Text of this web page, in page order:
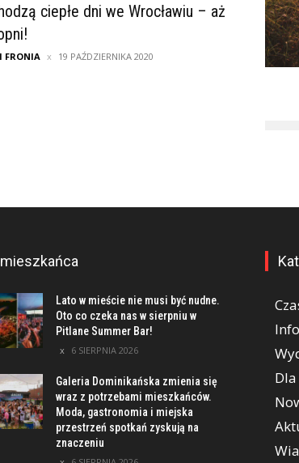
ciepłe dni we Wrocławiu – aż
FRONIA 19 PAŹDZIERNIKA 2020
mieszkańca
Lato w mieście nie musi być nudne.
Oto co czeka nas w sierpniu w
Pitlane Summer Bar!
6 SIERPNIA 2026
Galeria Dominikańska zmienia się
wraz z potrzebami mieszkańców.
Moda, gastronomia i miejska
przestrzeń spotkań zyskują na
znaczeniu